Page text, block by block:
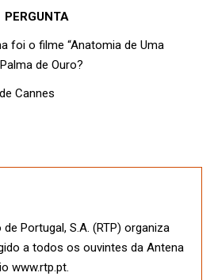
PERGUNTA
foi o filme “Anatomia de Uma
de Ouro?
Cannes
Portugal, S.A. (RTP) organiza
a todos os ouvintes da Antena
www.rtp.pt.